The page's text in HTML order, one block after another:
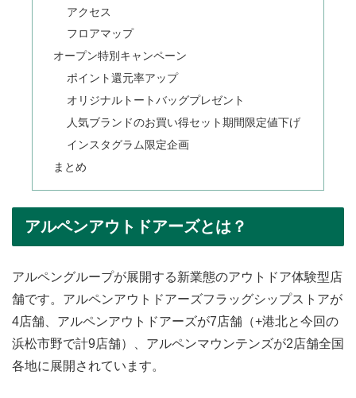
アクセス
フロアマップ
オープン特別キャンペーン
ポイント還元率アップ
オリジナルトートバッグプレゼント
人気ブランドのお買い得セット期間限定値下げ
インスタグラム限定企画
まとめ
アルペンアウトドアーズとは？
アルペングループが展開する新業態のアウトドア体験型店
舗です。アルペンアウトドアーズフラッグシップストアが
4店舗、アルペンアウトドアーズが7店舗（+港北と今回の
浜松市野で計9店舗）、アルペンマウンテンズが2店舗全国
各地に展開されています。